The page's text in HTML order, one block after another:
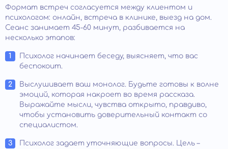
Формат встреч согласуется между клиентом и
психологом: онлайн, встреча в клинике, выезд на дом.
Сеанс занимает 45-60 минут, разбивается на
несколько этапов:
Психолог начинает беседу, выясняет, что вас
беспокоит.
Выслушивает ваш монолог. Будьте готовы к волне
эмоций, которая накроет во время рассказа.
Выражайте мысли, чувства открыто, правдиво,
чтобы установить доверительный контакт со
специалистом.
Психолог задает уточняющие вопросы. Цель –